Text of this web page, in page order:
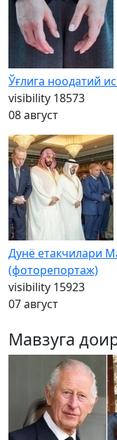
Ўғлига ноодатий
visibility 18573
08 август
Дунё етакчилари
(фоторепортаж)
visibility 15923
07 август
Мавзуга